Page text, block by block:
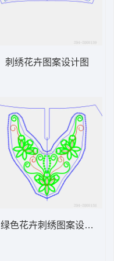
刺绣花卉图案设计图
绿色花卉刺绣图案设计图